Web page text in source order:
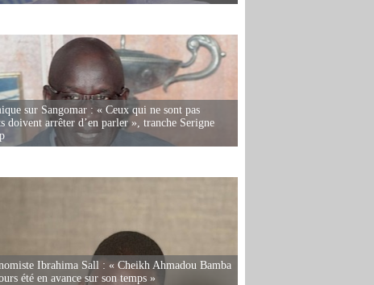
sur Sangomar : « Ceux qui ne sont pas
doivent arrêter d’en parler », tranche Serigne
Ibrahima Sall : « Cheikh Ahmadou Bamba
été en avance sur son temps »